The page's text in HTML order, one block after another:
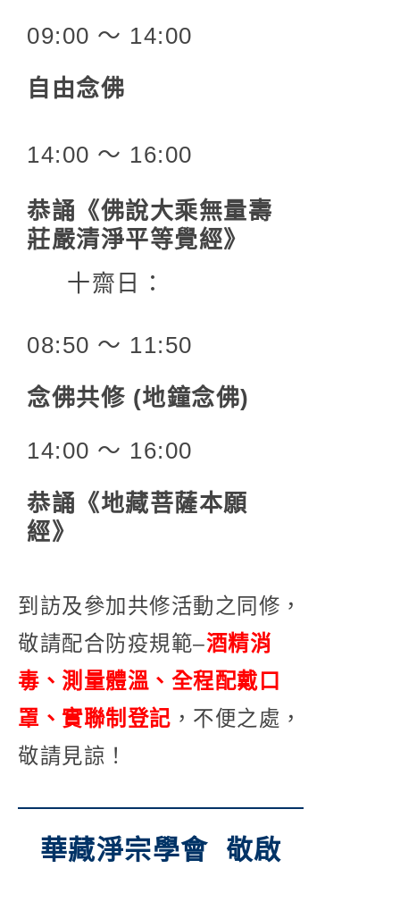
09:00 〜 14:00
自由念佛
14:00 〜 16:00
恭誦《佛說大乘無量壽
莊嚴清淨平等覺經》
十齋日：
08:50 〜 11:50
念佛共修 (地鐘念佛)
14:00 〜 16:00
恭誦《地藏菩薩本願
經》
到訪及參加共修活動之同修，
敬請配合防疫規範–酒精消
毒、測量體溫、全程配戴口
罩、實聯制登記 ，不便之處，
敬請見諒！
華藏淨宗學會 敬啟